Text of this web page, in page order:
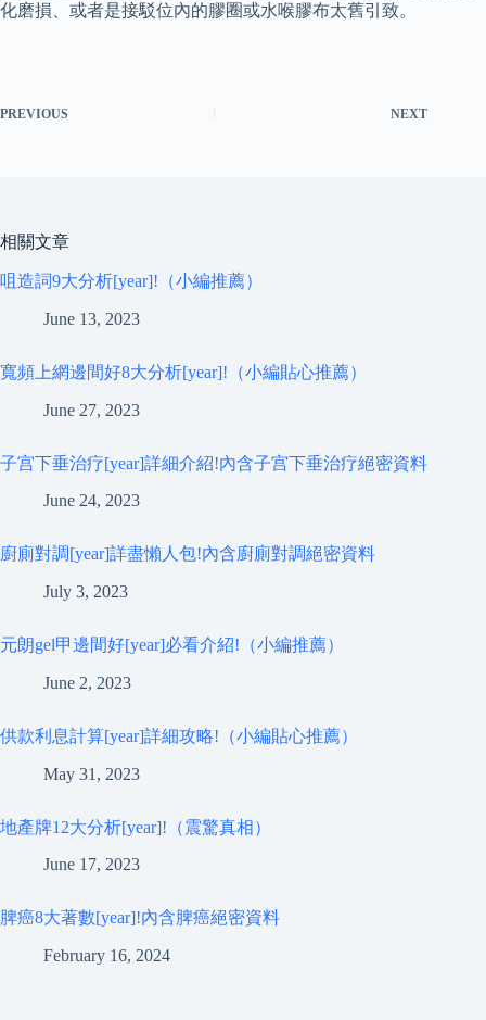
化磨損、或者是接駁位內的膠圈或水喉膠布太舊引致。
PREVIOUS NEXT
相關文章
咀造詞9大分析[year]!（小編推薦）
June 13, 2023
寬頻上網邊間好8大分析[year]!（小編貼心推薦）
June 27, 2023
子宫下垂治疗[year]詳細介紹!內含子宫下垂治疗絕密資料
June 24, 2023
廚廁對調[year]詳盡懶人包!內含廚廁對調絕密資料
July 3, 2023
元朗gel甲邊間好[year]必看介紹!（小編推薦）
June 2, 2023
供款利息計算[year]詳細攻略!（小編貼心推薦）
May 31, 2023
地產牌12大分析[year]!（震驚真相）
June 17, 2023
脾癌8大著數[year]!內含脾癌絕密資料
February 16, 2024